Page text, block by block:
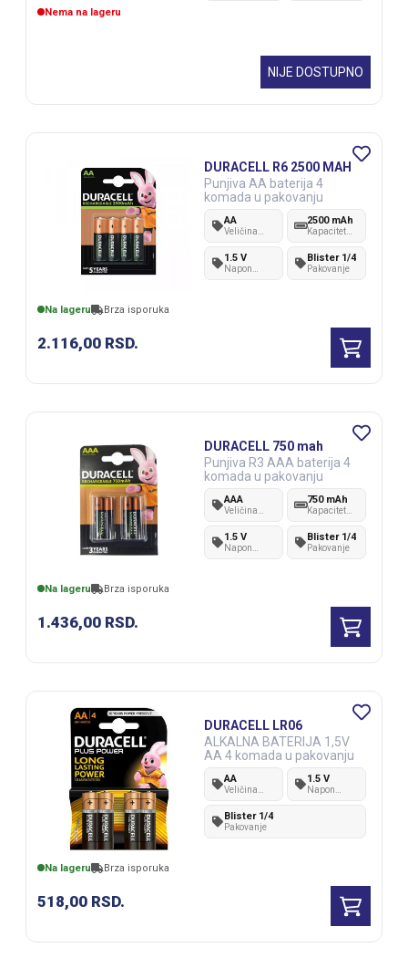
Nema na lageru
NIJE DOSTUPNO
Na lageru Brza isporuka
2.116,00 RSD.
DURACELL R6 2500 MAH
Punjiva AA baterija 4
komada u pakovanju
AA
Veličina
2500 mAh
Kapacitet
1.5 V
Napon
Blister 1/4
Pakovanje
Na lageru Brza isporuka
1.436,00 RSD.
DURACELL 750 mah
Punjiva R3 AAA baterija 4
komada u pakovanju
AAA
Veličina
750 mAh
Kapacitet
1.5 V
Napon
Blister 1/4
Pakovanje
Na lageru Brza isporuka
518,00 RSD.
DURACELL LR06
ALKALNA BATERIJA 1,5V
AA 4 komada u pakovanju
AA
Veličina
1.5 V
Napon
Blister 1/4
Pakovanje